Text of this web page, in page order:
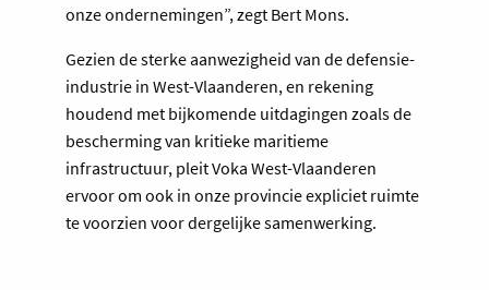
onze ondernemingen”, zegt Bert Mons.
Gezien de sterke aanwezigheid van de defensie-
industrie in West-Vlaanderen, en rekening
houdend met bijkomende uitdagingen zoals de
bescherming van kritieke maritieme
infrastructuur, pleit Voka West-Vlaanderen
ervoor om ook in onze provincie expliciet ruimte
te voorzien voor dergelijke samenwerking.